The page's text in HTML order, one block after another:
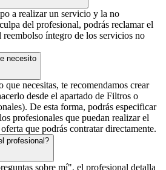
a realizar un servicio y la no
del profesional, podrás reclamar el
íntegro de los servicios no
necesito
que necesitas, te recomendamos crear
desde el apartado de Filtros o
De esta forma, podrás especificar
profesionales que puedan realizar el
que podrás contratar directamente.
profesional?
sobre mí", el profesional detalla